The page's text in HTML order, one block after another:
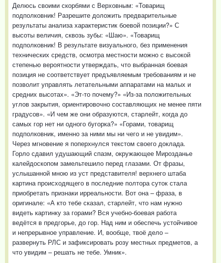
Делюсь своими скорбями с Верховным: «Товарищ
подполковник! Разрешите доложить предварительные
результаты анализа характеристик боевой позиции?» С
высоты величия, сквозь зубы: «Шаю». «Товарищ
подполковник! В результате визуального, без применения
технических средств, осмотра местности можно с высокой
степенью вероятности утверждать, что выбранная боевая
позиция не соответствует предъявляемым требованиям и не
позволит управлять летательными аппаратами на малых и
средних высотах». «Эт-то почему?» «Из-за положительных
углов закрытия, ориентировочно составляющих не менее пяти
градусов». «И чем же они образуются, старлейт, когда до
самых гор нет ни одного бугорка?» «Горами, товарищ
подполковник, именно за ними мы ни чего и не увидим».
Через мгновение я поперхнулся текстом своего доклада.
Горло сдавил удушающий спазм, окружающее Мирозданье
калейдоскопом замельтешило перед глазами. От фразы,
услышанной мною из уст представителя! верхнего штаба
картина происходящего в последние полтора суток стала
приобретать признаки ирреальности. Вот она – фраза, в
оригинале: «А кто тебе сказал, старлейт, что нам нужно
видеть картинку за горами? Вся учебно-боевая работа
ведётся в предгорье, до гор. Над ним и обеспечь устойчивое
и непрерывное управление. И, вообще, твоё дело –
развернуть РЛС и зафиксировать розу местных предметов, а
что увидим – решать не тебе. Умник».